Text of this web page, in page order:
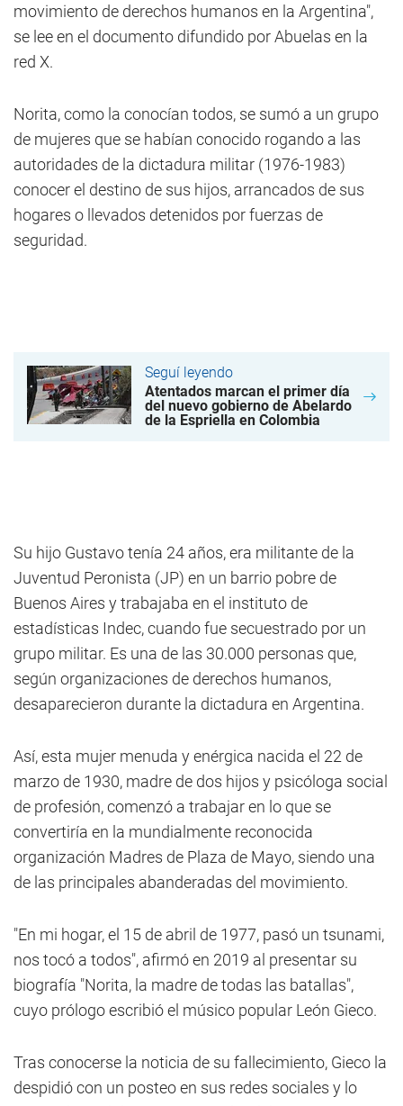
movimiento de derechos humanos en la Argentina",
se lee en el documento difundido por Abuelas en la
red X.
Norita, como la conocían todos, se sumó a un grupo
de mujeres que se habían conocido rogando a las
autoridades de la dictadura militar (1976-1983)
conocer el destino de sus hijos, arrancados de sus
hogares o llevados detenidos por fuerzas de
seguridad.
Seguí leyendo
Atentados marcan el primer día
del nuevo gobierno de Abelardo
de la Espriella en Colombia
Su hijo Gustavo tenía 24 años, era militante de la
Juventud Peronista (JP) en un barrio pobre de
Buenos Aires y trabajaba en el instituto de
estadísticas Indec, cuando fue secuestrado por un
grupo militar. Es una de las 30.000 personas que,
según organizaciones de derechos humanos,
desaparecieron durante la dictadura en Argentina.
Así, esta mujer menuda y enérgica nacida el 22 de
marzo de 1930, madre de dos hijos y psicóloga social
de profesión, comenzó a trabajar en lo que se
convertiría en la mundialmente reconocida
organización Madres de Plaza de Mayo, siendo una
de las principales abanderadas del movimiento.
"En mi hogar, el 15 de abril de 1977, pasó un tsunami,
nos tocó a todos", afirmó en 2019 al presentar su
biografía "Norita, la madre de todas las batallas",
cuyo prólogo escribió el músico popular León Gieco.
Tras conocerse la noticia de su fallecimiento, Gieco la
despidió con un posteo en sus redes sociales y lo